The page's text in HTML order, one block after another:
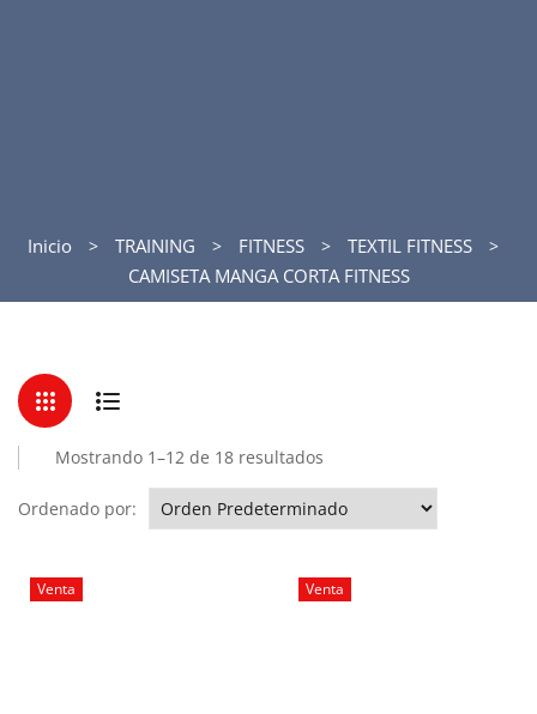
Inicio TRAINING FITNESS
TEXTIL FITNESS
CAMISETA MANGA CORTA FITNESS
Mostrando 1–12 de 18 resultados
Ordenado por:
Venta Venta